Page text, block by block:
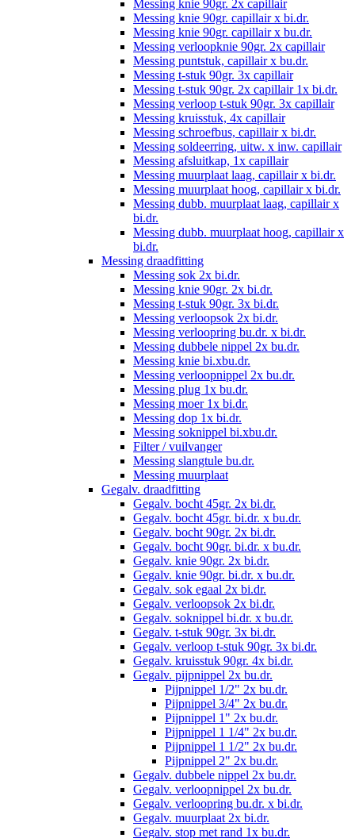
Messing knie 90gr. 2x capillair
Messing knie 90gr. capillair x bi.dr.
Messing knie 90gr. capillair x bu.dr.
Messing verloopknie 90gr. 2x capillair
Messing puntstuk, capillair x bu.dr.
Messing t-stuk 90gr. 3x capillair
Messing t-stuk 90gr. 2x capillair 1x bi.dr.
Messing verloop t-stuk 90gr. 3x capillair
Messing kruisstuk, 4x capillair
Messing schroefbus, capillair x bi.dr.
Messing soldeerring, uitw. x inw. capillair
Messing afsluitkap, 1x capillair
Messing muurplaat laag, capillair x bi.dr.
Messing muurplaat hoog, capillair x bi.dr.
Messing dubb. muurplaat laag, capillair x
bi.dr.
Messing dubb. muurplaat hoog, capillair x
bi.dr.
Messing draadfitting
Messing sok 2x bi.dr.
Messing knie 90gr. 2x bi.dr.
Messing t-stuk 90gr. 3x bi.dr.
Messing verloopsok 2x bi.dr.
Messing verloopring bu.dr. x bi.dr.
Messing dubbele nippel 2x bu.dr.
Messing knie bi.xbu.dr.
Messing verloopnippel 2x bu.dr.
Messing plug 1x bu.dr.
Messing moer 1x bi.dr.
Messing dop 1x bi.dr.
Messing soknippel bi.xbu.dr.
Filter / vuilvanger
Messing slangtule bu.dr.
Messing muurplaat
Gegalv. draadfitting
Gegalv. bocht 45gr. 2x bi.dr.
Gegalv. bocht 45gr. bi.dr. x bu.dr.
Gegalv. bocht 90gr. 2x bi.dr.
Gegalv. bocht 90gr. bi.dr. x bu.dr.
Gegalv. knie 90gr. 2x bi.dr.
Gegalv. knie 90gr. bi.dr. x bu.dr.
Gegalv. sok egaal 2x bi.dr.
Gegalv. verloopsok 2x bi.dr.
Gegalv. soknippel bi.dr. x bu.dr.
Gegalv. t-stuk 90gr. 3x bi.dr.
Gegalv. verloop t-stuk 90gr. 3x bi.dr.
Gegalv. kruisstuk 90gr. 4x bi.dr.
Gegalv. pijpnippel 2x bu.dr.
Pijpnippel 1/2" 2x bu.dr.
Pijpnippel 3/4" 2x bu.dr.
Pijpnippel 1" 2x bu.dr.
Pijpnippel 1 1/4" 2x bu.dr.
Pijpnippel 1 1/2" 2x bu.dr.
Pijpnippel 2" 2x bu.dr.
Gegalv. dubbele nippel 2x bu.dr.
Gegalv. verloopnippel 2x bu.dr.
Gegalv. verloopring bu.dr. x bi.dr.
Gegalv. muurplaat 2x bi.dr.
Gegalv. stop met rand 1x bu.dr.